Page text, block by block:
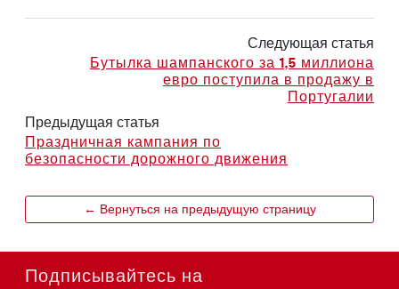
Следующая статья
Бутылка шампанского за 1,5 миллиона
евро поступила в продажу в
Португалии
Предыдущая статья
Праздничная кампания по
безопасности дорожного движения
← Вернуться на предыдущую страницу
Подписывайтесь на